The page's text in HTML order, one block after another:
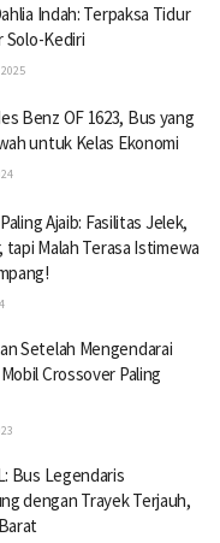
Indah: Terpaksa Tidur
Solo-Kediri
2025
Benz OF 1623, Bus yang
untuk Kelas Ekonomi
Ajaib: Fasilitas Jelek,
Malah Terasa Istimewa
Setelah Mengendarai
Crossover Paling
Bus Legendaris
dengan Trayek Terjauh,